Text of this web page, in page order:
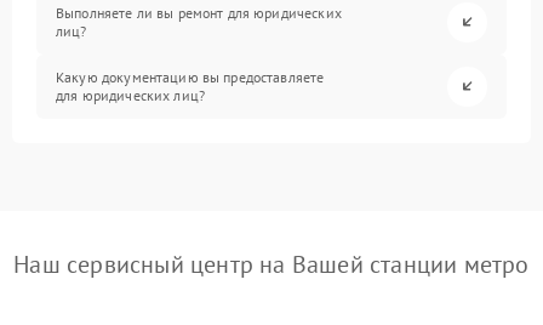
Выполняете ли вы ремонт для юридических
лиц?
Какую документацию вы предоставляете
для юридических лиц?
Наш сервисный центр на Вашей станции метро